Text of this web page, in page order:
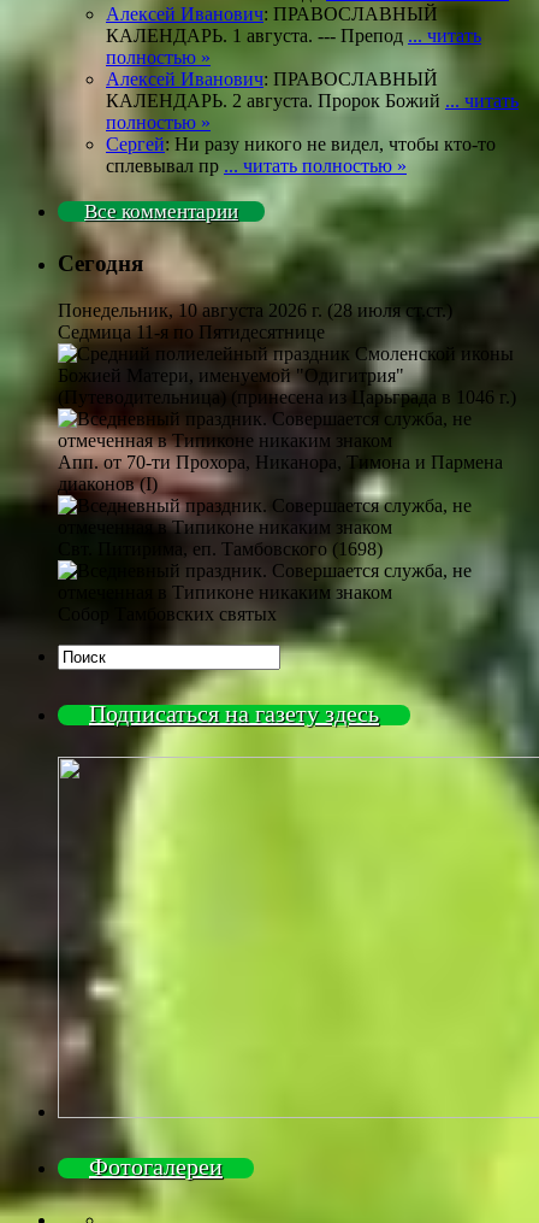
Алексей Иванович: ПРАВОСЛАВНЫЙ
КАЛЕНДАРЬ. 1 августа. --- Препод ... читать
полностью »
Алексей Иванович: ПРАВОСЛАВНЫЙ
КАЛЕНДАРЬ. 2 августа. Пророк Божий ... читать
полностью »
Сергей: Ни разу никого не видел, чтобы кто-то
сплевывал пр ... читать полностью »
Все комментарии
Сегодня
Понедельник, 10 августа 2026 г. (28 июля ст.ст.)
Седмица 11-я по Пятидесятнице
Смоленской иконы
Божией Матери, именуемой "Одигитрия"
(Путеводительница) (принесена из Царьграда в 1046 г.)
Апп. от 70-ти Прохора, Никанора, Тимона и Пармена
диаконов (I)
Свт. Питирима, еп. Тамбовского (1698)
Собор Тамбовских святых
Подписаться на газету здесь
Фотогалереи